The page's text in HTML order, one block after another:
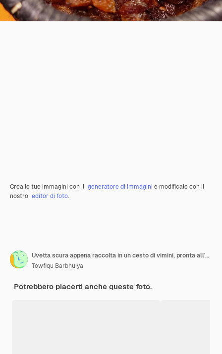
Crea le tue immagini con il generatore di immagini e modificale con il
nostro editor di foto.
Uvetta scura appena raccolta in un cesto di vimini, pronta all'uso
Towfiqu Barbhuiya
Potrebbero piacerti anche queste foto.